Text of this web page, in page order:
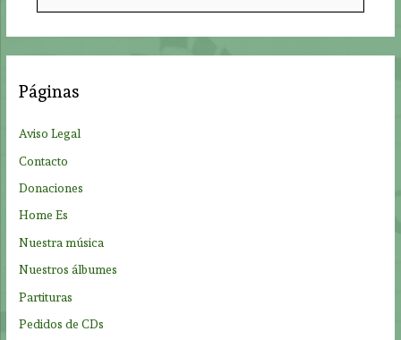
r
:
Páginas
Aviso Legal
Contacto
Donaciones
Home Es
Nuestra música
Nuestros álbumes
Partituras
Pedidos de CDs